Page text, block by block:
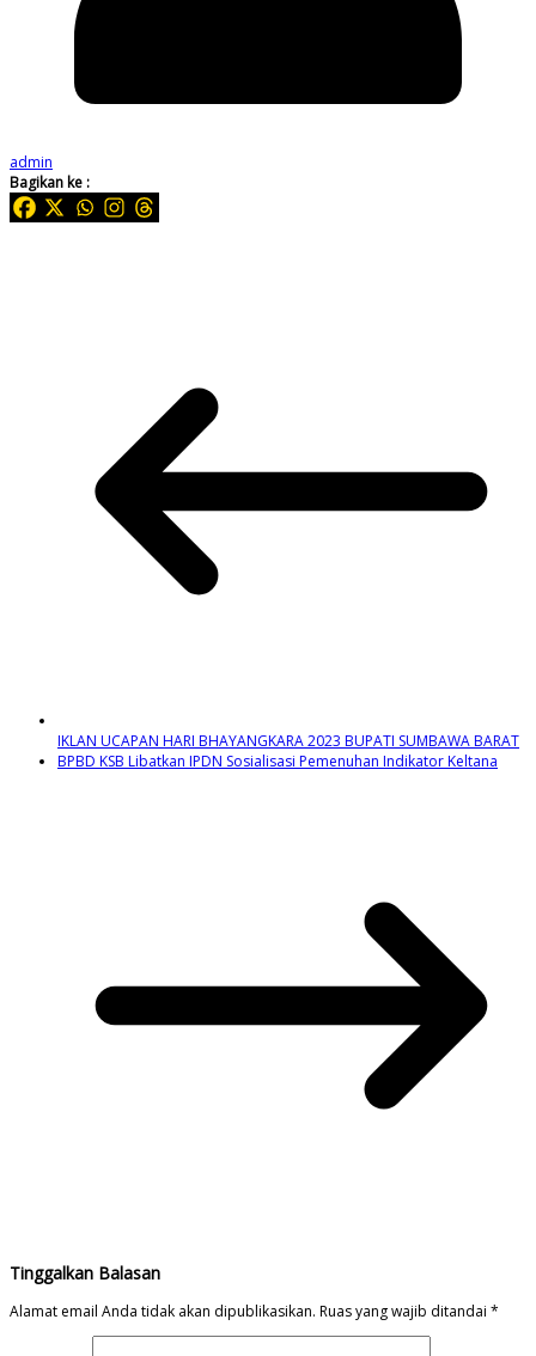
admin
Bagikan ke :
IKLAN UCAPAN HARI BHAYANGKARA 2023 BUPATI SUMBAWA BARAT
BPBD KSB Libatkan IPDN Sosialisasi Pemenuhan Indikator Keltana
Tinggalkan Balasan
Alamat email Anda tidak akan dipublikasikan. Ruas yang wajib ditandai *